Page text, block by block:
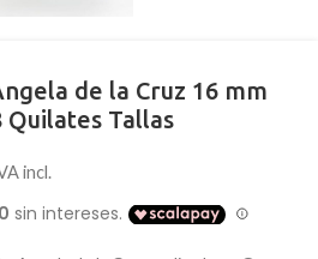
de la Cruz 16 mm
Tallas
incl.